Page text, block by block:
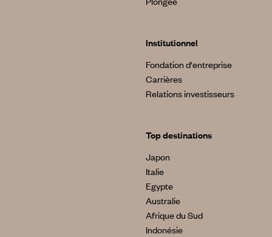
Institutionnel
Fondation d'entreprise
Carrières
Relations investisseurs
Top destinations
Japon
Italie
Egypte
Australie
Afrique du Sud
Indonésie